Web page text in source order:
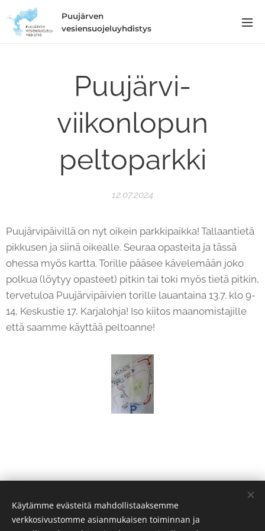
Puujärven
vesiensuojeluyhdistys
Puujärvi-
viikonlopun
peltoparkki
12.07.2024
Puujärvipäivillä on nyt oikein parkkipaikka! Tallaantietä
pikkusen ja siinä oikealle. Seuraa opasteita ja tässä
ohessa myös kartta. Torille pääsee kävelemään joko
polkua (löytyy opasteet) pitkin tai toki myös tietä pitkin,
tervetuloa Puujärvipäivien torille lauantaina 13.7. klo 9-
14, Keskustie 17, Karjalohja! Iso kiitos maanomistajille
että saamme käyttää peltoanne!
Share
Käytämme evästeitä mahdollistaaksemme
verkkosivustomme asianmukaisen toiminnan ja